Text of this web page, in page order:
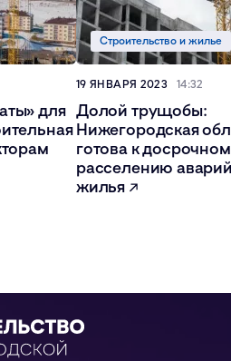
для Долой трущобы:
Нижегородская
готова к
расселению
жилья
Строительство и жилье
19 ЯНВАРЯ 2023 14:32